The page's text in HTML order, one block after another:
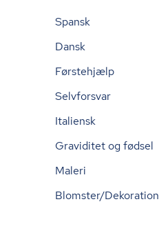
Spansk
Dansk
Førstehjælp
Selvforsvar
Italiensk
Graviditet og fødsel
Maleri
Blomster/Dekoration